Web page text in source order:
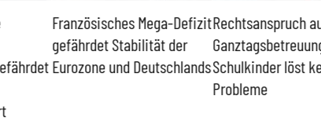
Französisches Mega-Defizit
gefährdet Stabilität der
Eurozone und Deutschlands
Rechtsanspruch
Schulkinder löst
Probleme